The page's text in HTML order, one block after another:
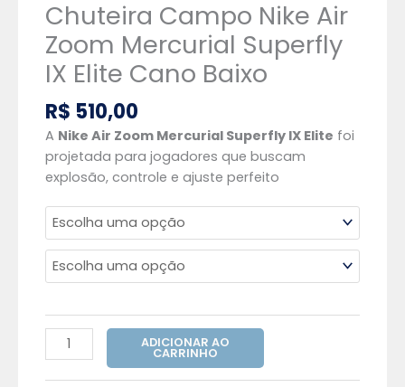
Chuteira Campo Nike Air
Zoom Mercurial Superfly
IX Elite Cano Baixo
R$ 510,00
A Nike Air Zoom Mercurial Superfly IX Elite foi
projetada para jogadores que buscam
explosão, controle e ajuste perfeito
ADICIONAR AO
CARRINHO